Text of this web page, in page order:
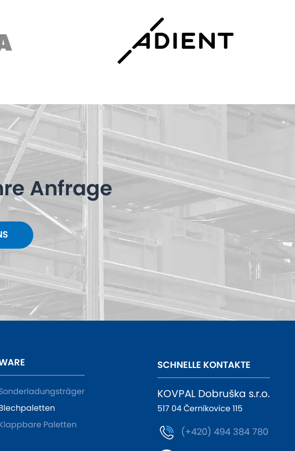
Anfrage
Blechpaletten
Klappbare Paletten
SCHNELLE KONTAKTE
KOVPAL Dobruška s.r.o.
517 04 Černíkovice 115
(+420) 494 384 780